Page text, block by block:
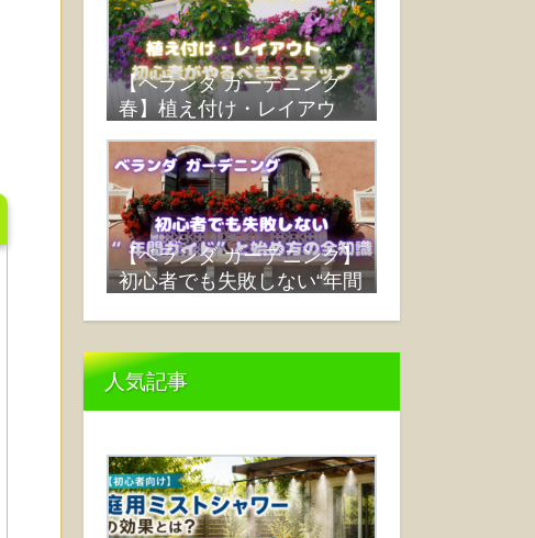
【ベランダ ガーデニング
春】植え付け・レイアウ
ト・初心者がやるべき3ス
テップ
【ベランダ ガーデニング】
初心者でも失敗しない“年間
人気記事